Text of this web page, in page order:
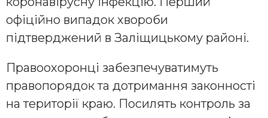
офіційно випадок хвороби
підтверджений в Заліщицькому районі.
Правоохоронці забезпечуватимуть
правопорядок та дотримання законності
на території краю. Посилять контроль за